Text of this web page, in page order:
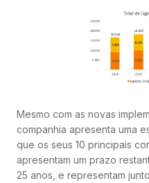
Mesmo com as novas
companhia apresenta uma
que os seus 10 principais
apresentam um prazo
25 anos, e representam